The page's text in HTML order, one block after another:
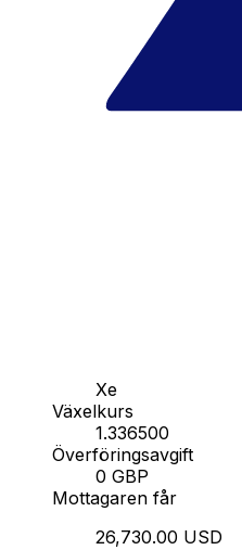
Xe
Växelkurs
1.336500
Överföringsavgift
0 GBP
Mottagaren får
26,730.00 USD